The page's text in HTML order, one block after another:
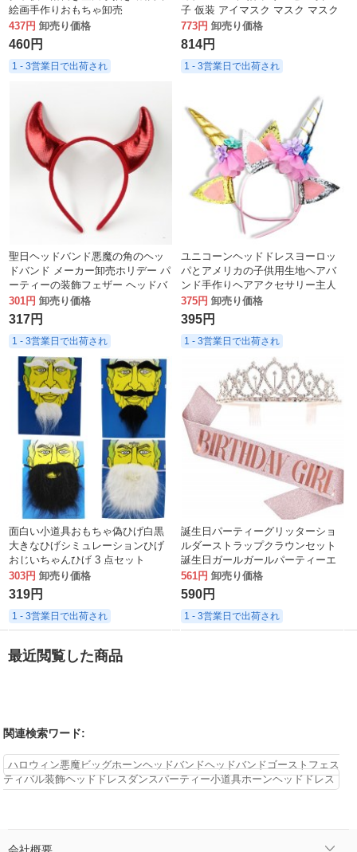
絵画手作りおもちゃ卸売
437円 卸売り価格
460円
1 - 3営業日で出荷され
子 仮装 アイマスク マスク マスク
773円 卸売り価格
814円
1 - 3営業日で出荷され
聖日ヘッドバンド悪魔の角のヘッ
ドバンド メーカー卸売ホリデー パ
ーティーの装飾フェザー ヘッドバ
ンド
301円 卸売り価格
317円
1 - 3営業日で出荷され
ユニコーンヘッドドレスヨーロッ
パとアメリカの子供用生地ヘアバ
ンド手作りヘアアクセサリー主人
公ポニーヘッドバンド誕生日パー
ティーの装飾
375円 卸売り価格
395円
1 - 3営業日で出荷され
面白い小道具おもちゃ偽ひげ白黒
大きなひげシミュレーションひげ
おじいちゃんひげ 3 点セット
303円 卸売り価格
319円
1 - 3営業日で出荷され
誕生日パーティーグリッターショ
ルダーストラップクラウンセット
誕生日ガールガールパーティーエ
チケットとヘッドバンド
561円 卸売り価格
590円
1 - 3営業日で出荷され
最近閲覧した商品
関連検索ワード:
ハロウィン悪魔ビッグホーンヘッドバンドヘッドバンドゴーストフェス
ティバル装飾ヘッドドレスダンスパーティー小道具ホーンヘッドドレス